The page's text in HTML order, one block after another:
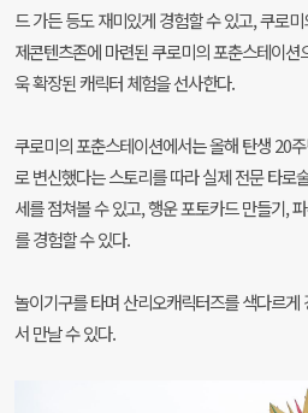
드 가든 등도 재미있게 경험할 수 있고, 쿠로
제콘텐츠존에 마련된 쿠로미의 포춘스테이
욱 확장된 캐릭터 체험을 선사한다.
쿠로미의 포춘스테이션에서는 올해 탄생 20
로 변신했다는 스토리를 따라 실제 전문 타로
세를 점쳐볼 수 있고, 행운 포토카드 만들기,
를 경험할 수 있다.
놀이기구를 타며 산리오캐릭터즈를 색다르
서 만날 수 있다.